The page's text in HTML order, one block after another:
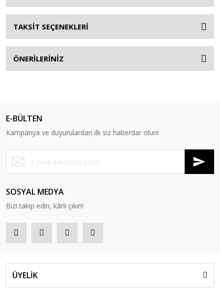
TAKSİT SEÇENEKLERİ
ÖNERİLERİNİZ
E-BÜLTEN
Kampanya ve duyurulardan ilk siz haberdar olun!
SOSYAL MEDYA
Bizi takip edin, kârlı çıkın!
ÜYELİK